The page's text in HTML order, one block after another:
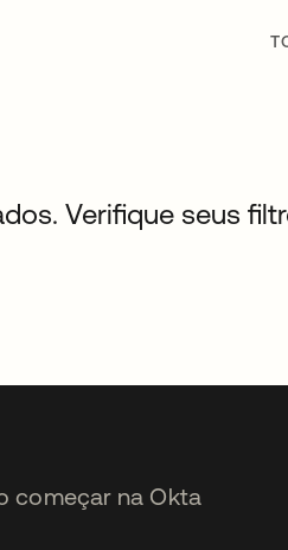
Verifique seus
começar na Okta